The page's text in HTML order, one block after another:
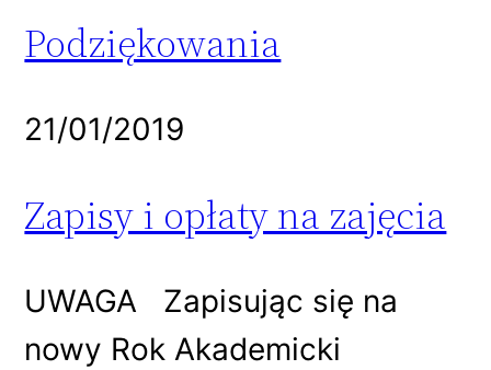
Podziękowania
21/01/2019
Zapisy i opłaty na zajęcia
UWAGA Zapisując się na
nowy Rok Akademicki